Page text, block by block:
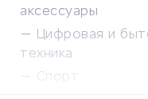
аксессуары
Цифровая и
техника
Спорт